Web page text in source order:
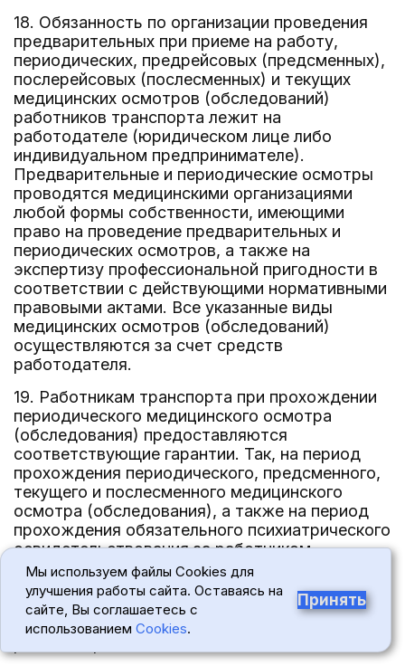
18. Обязанность по организации проведения
предварительных при приеме на работу,
периодических, предрейсовых (предсменных),
послерейсовых (послесменных) и текущих
медицинских осмотров (обследований)
работников транспорта лежит на
работодателе (юридическом лице либо
индивидуальном предпринимателе).
Предварительные и периодические осмотры
проводятся медицинскими организациями
любой формы собственности, имеющими
право на проведение предварительных и
периодических осмотров, а также на
экспертизу профессиональной пригодности в
соответствии с действующими нормативными
правовыми актами. Все указанные виды
медицинских осмотров (обследований)
осуществляются за счет средств
работодателя.
19. Работникам транспорта при прохождении
периодического медицинского осмотра
(обследования) предоставляются
соответствующие гарантии. Так, на период
прохождения периодического, предсменного,
текущего и послесменного медицинского
осмотра (обследования), а также на период
прохождения обязательного психиатрического
освидетельствования за работником
сохраняется средний заработок, что
предусмотрено в ст. 185 ТК. Время
прохождения указанных медицинских
осмотров (обследований) включается в
Мы используем файлы Cookies для
улучшения работы сайта. Оставаясь на
сайте, Вы соглашаетесь с
использованием Cookies.
Принять